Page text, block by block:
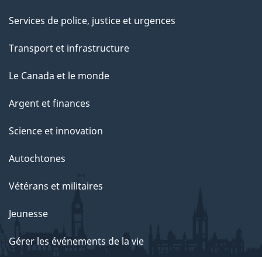
Services de police, justice et urgences
Transport et infrastructure
Le Canada et le monde
Argent et finances
Science et innovation
Autochtones
Vétérans et militaires
Jeunesse
Gérer les événements de la vie